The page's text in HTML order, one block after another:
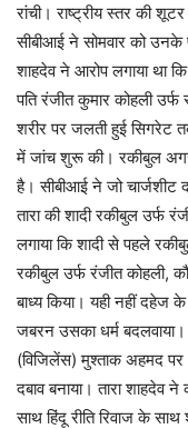
रांची। राष्ट्रीय स्तर की
सीबीआई ने सोमवार को उनके
शाहदेव ने आरोप लगाया था
पति रंजीत कुमार कोहली
शरीर पर जलती हुई सिगरेट
में जांच शुरू की। रकीबुल
है। सीबीआई ने जो
तारा की शादी रकीबुल उर्फ
लगाया कि शादी से पहले
रकीबुल उर्फ रंजीत कोहली,
बाध्य किया। यही नहीं दहेज
जबरन उसका धर्म बदलवाया।
(विजिलेंस) मुश्ताक अहमद पर
दबाव बनाया। तारा शाहदेव
साथ हिंदू रीति रिवाज के